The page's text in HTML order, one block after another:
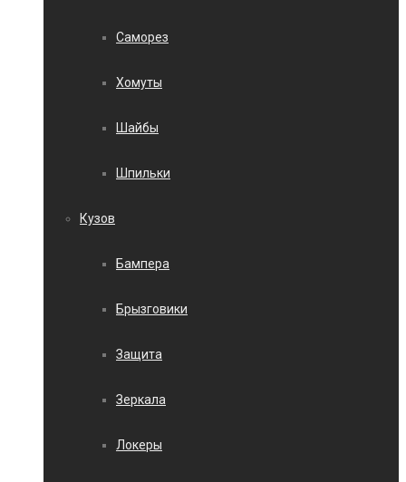
Саморез
Хомуты
Шайбы
Шпильки
Кузов
Бампера
Брызговики
Защита
Зеркала
Локеры